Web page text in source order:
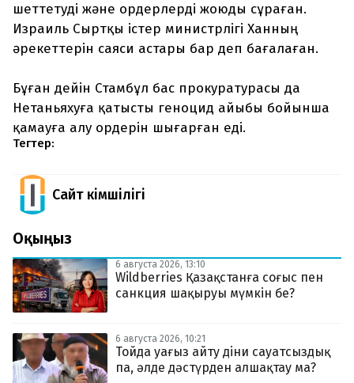
шеттетуді және ордерлерді жоюды сұраған.
Израиль Сыртқы істер министрлігі Ханның
әрекеттерін саяси астары бар деп бағалаған.
Бұған дейін Стамбұл бас прокуратурасы да
Нетаньяхуға қатысты геноцид айыбы бойынша
қамауға алу ордерін шығарған еді.
Тегтер:
Сайт Әкімшілігі
Оқыңыз
6 августа 2026, 13:10
Wildberries Қазақстанға соғыс пен
санкция шақыруы мүмкін бе?
6 августа 2026, 10:21
Тойда уағыз айту діни сауатсыздық
па, әлде дәстүрден алшақтау ма?